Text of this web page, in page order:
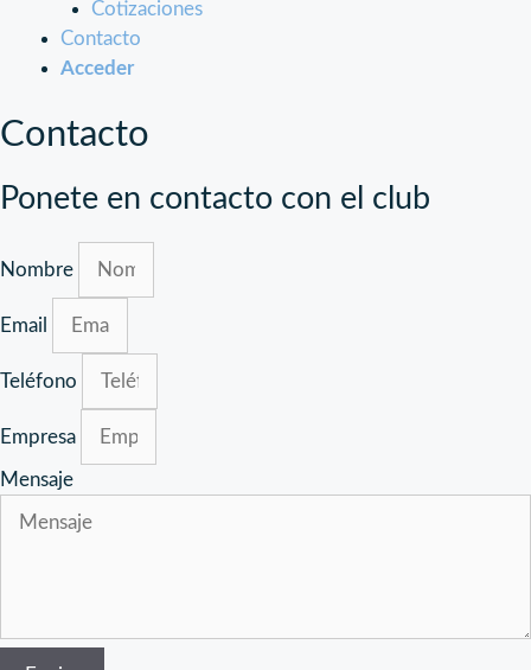
Cotizaciones
Contacto
Acceder
Contacto
Ponete en contacto con el club
Nombre
Email
Teléfono
Empresa
Mensaje